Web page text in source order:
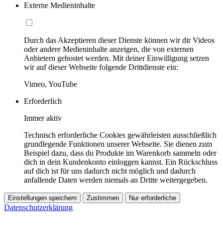
Externe Medieninhalte
Durch das Akzeptieren dieser Dienste können wir dir Videos
oder andere Medieninhalte anzeigen, die von externen
Anbietern gehostet werden. Mit deiner Einwilligung setzen
wir auf dieser Webseite folgende Drittdienste ein:
Vimeo, YouTube
Erforderlich
Immer aktiv
Technisch erforderliche Cookies gewährleisten ausschließlich
grundlegende Funktionen unserer Webseite. Sie dienen zum
Beispiel dazu, dass du Produkte im Warenkorb sammeln oder
dich in dein Kundenkonto einloggen kannst. Ein Rückschluss
auf dich ist für uns dadurch nicht möglich und dadurch
anfallende Daten werden niemals an Dritte weitergegeben.
Einstellungen speichern Zustimmen Nur erforderliche
Datenschutzerklärung